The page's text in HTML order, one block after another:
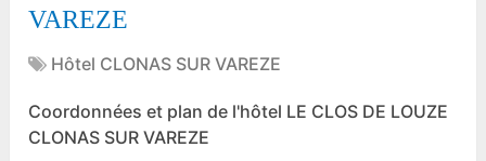
VAREZE
Hôtel CLONAS SUR VAREZE
Coordonnées et plan de l'hôtel LE CLOS DE LOUZE
CLONAS SUR VAREZE